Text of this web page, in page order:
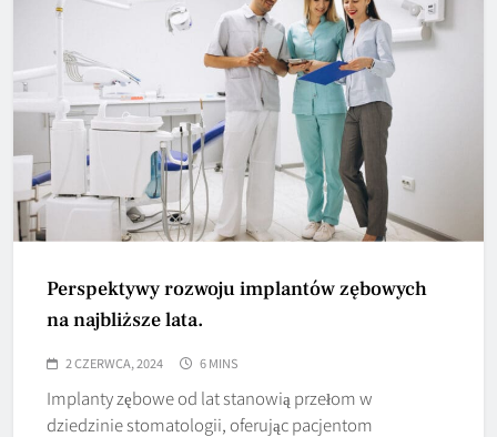
Perspektywy rozwoju implantów zębowych
na najbliższe lata.
2 CZERWCA, 2024 6 MINS
Implanty zębowe od lat stanowią przełom w
dziedzinie stomatologii, oferując pacjentom